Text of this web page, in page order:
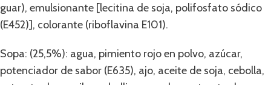
guar), emulsionante [lecitina de soja, polifosfato sódico
(E452)], colorante (riboflavina E101).
Sopa: (25,5%): agua, pimiento rojo en polvo, azúcar,
potenciador de sabor (E635), ajo, aceite de soja, cebolla,